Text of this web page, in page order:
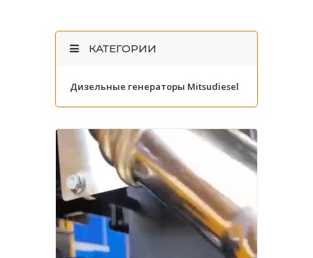
КАТЕГОРИИ
Дизельные генераторы Mitsudiesel